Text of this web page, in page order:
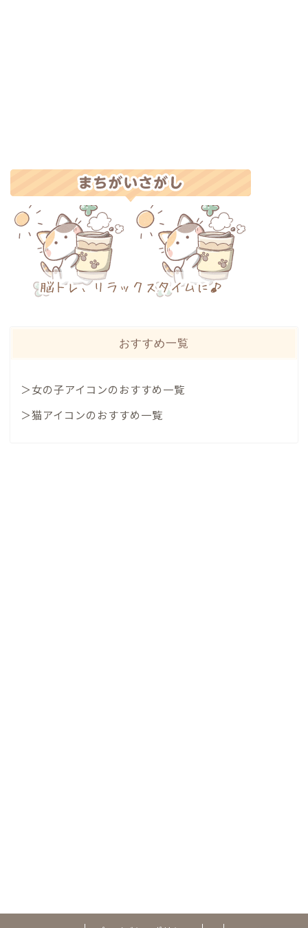
おすすめ一覧
＞女の子アイコンのおすすめ一覧
＞猫アイコンのおすすめ一覧